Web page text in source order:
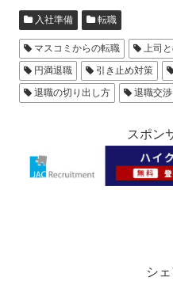
入社準備 転職
マスコミからの転職 上司
円満退職
引き止め対策
退職の切り出し方
退職交渉
スポン
シ